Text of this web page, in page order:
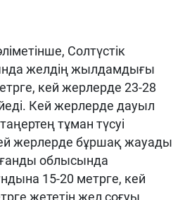
Солтүстік
желдің жылдамдығы
кей жерлерде 23-28
Кей жерлерде дауыл
тұман түсуі
жерлерде бұршақ жауады
облысында
15-20 метрге, кей
жететін жел соғуы